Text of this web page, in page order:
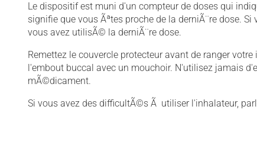
Le dispositif est muni d'un compteur de doses qui
signifie que vous Ãªtes proche de la derniÃ¨re dose.
vous avez utilisÃ© la derniÃ¨re dose.
Remettez le couvercle protecteur avant de ranger
l'embout buccal avec un mouchoir. N'utilisez jamais
mÃ©dicament.
Si vous avez des difficultÃ©s Ã utiliser l'inhalateur,